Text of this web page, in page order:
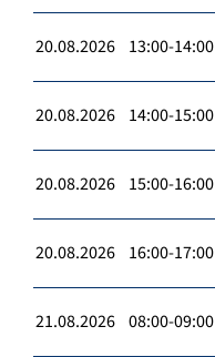
20.08.2026 13:00-14:00
20.08.2026 14:00-15:00
20.08.2026 15:00-16:00
20.08.2026 16:00-17:00
21.08.2026 08:00-09:00